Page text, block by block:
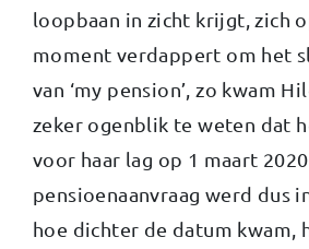
loopbaan in zicht krijgt, zich
moment verdappert om het
van ‘my pension’, zo kwam
zeker ogenblik te weten dat
voor haar lag op 1 maart
pensioenaanvraag werd dus
hoe dichter de datum kwam,